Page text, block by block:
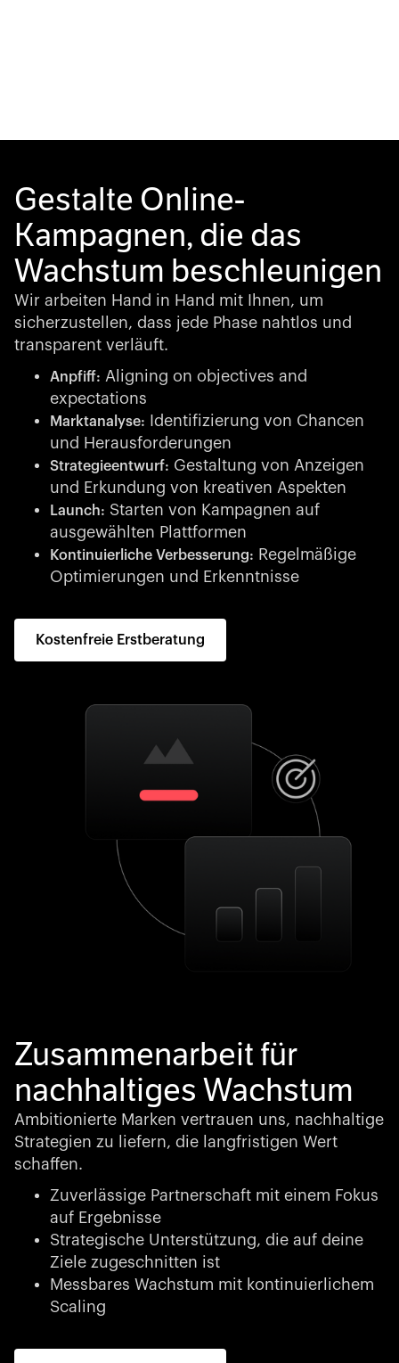
Gestalte Online-
Kampagnen, die das
Wachstum beschleunigen
Wir arbeiten Hand in Hand mit Ihnen, um
sicherzustellen, dass jede Phase nahtlos und
transparent verläuft.
Anpfiff: Aligning on objectives and
expectations
Marktanalyse:
Identifizierung von Chancen
und Herausforderungen
Strategieentwurf: Gestaltung von Anzeigen
und Erkundung von kreativen Aspekten
Launch: Starten von Kampagnen auf
ausgewählten Plattformen
Kontinuierliche Verbesserung: Regelmäßige
Optimierungen und Erkenntnisse
Kostenfreie Erstberatung
Zusammenarbeit für
nachhaltiges Wachstum
Ambitionierte Marken vertrauen uns, nachhaltige
Strategien zu liefern, die langfristigen Wert
schaffen.
Zuverlässige Partnerschaft mit einem Fokus
auf Ergebnisse
Strategische Unterstützung, die auf deine
Ziele zugeschnitten ist
Messbares Wachstum mit kontinuierlichem
Scaling